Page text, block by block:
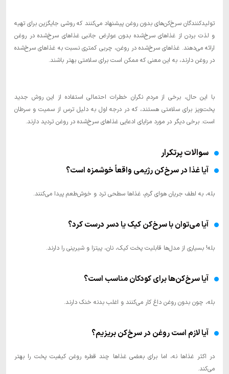
تولیدکنندگان سرخ‌کن‌های بدون روغن پیشنهاد می‌کنند که روشی جایگزین برای تهیه
و لذت بردن از غذاهای سرخ‌شده بدون عوارض جانبی غذاهای سرخ‌شده در روغن
ارائه می‌دهند. غذاهای سرخ‌شده در روغن، چربی کمتری نسبت به غذاهای سرخ‌شده
در روغن دارند، به این معنی که ممکن است برای سلامتی بهتر باشند.
با این حال، برخی از مردم نگران خطرات احتمالی استفاده از این روش جدید
پخت‌وپز برای سلامتی هستند، که در درجه اول به دلیل ترس از سمیت و سرطان
است. برخی دیگر در مورد مزایای ادعایی غذاهای سرخ‌شده در روغن تردید دارند.
سوالات پرتکرار
آیا غذا در سرخ‌کن رژیمی واقعاً خوشمزه است؟
بله، به لطف جریان هوای گرم، غذاها سطحی ترد و خوش‌طعم پیدا می‌کنند.
آیا می‌توان با سرخ‌کن کیک یا دسر درست کرد؟
بله! بسیاری از مدل‌ها قابلیت پخت کیک، نان، پیتزا و شیرینی را دارند.
آیا سرخ‌کن‌ها برای کودکان مناسب است؟
بله، چون بدون روغن داغ کار می‌کنند و اغلب بدنه خنک دارند.
آیا لازم است روغن در سرخ‌کن بریزیم؟
در اکثر غذاها نه، اما برای بعضی غذاها چند قطره روغن کیفیت پخت را بهتر
می‌کند.